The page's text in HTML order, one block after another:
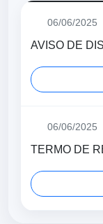
06/06/2025
AVISO DE
06/06/2025
TERMO DE